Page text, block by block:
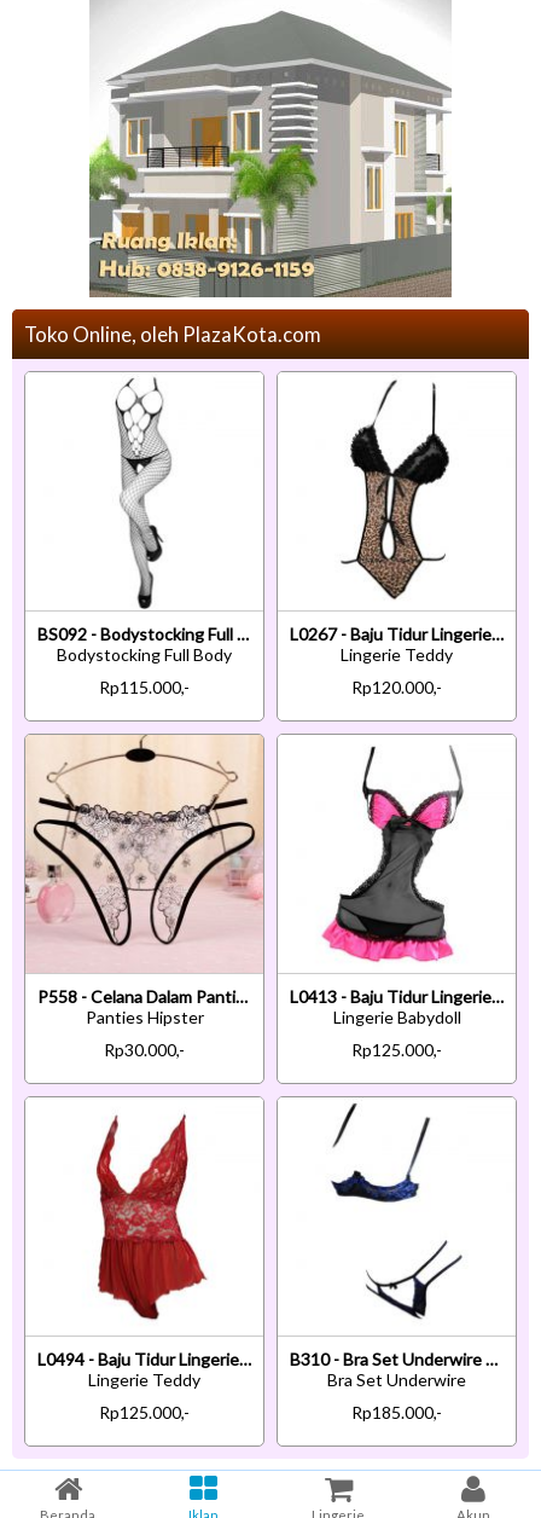
Toko Online, oleh PlazaKota.com
BS092 - Bodystocking Full Body Fishnet Halterneck Hitam Open Cup Crotchless
Bodystocking Full Body
Rp115.000,-
L0267 - Baju Tidur Lingerie Teddy Bodysuit Dress Halter Macan Tutul Coklat
Lingerie Teddy
Rp120.000,-
P558 - Celana Dalam Panties Hipster Hitam Transparan Bunga Putih Crotchless Tali 2
Panties Hipster
Rp30.000,-
L0413 - Baju Tidur Lingerie Babydoll Mini Dress Hitam Transparan
Lingerie Babydoll
Rp125.000,-
L0494 - Baju Tidur Lingerie Teddy Bodysuit Dress Tali Silang Marun Transparan
Lingerie Teddy
Rp125.000,-
B310 - Bra Set Underwire Kawat Open Cup Hitam Transparan Celana Dalam Crotchless Bordir Bunga Biru
Bra Set Underwire
Rp185.000,-